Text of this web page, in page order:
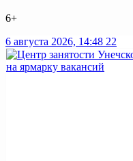
6+
6 августа 2026, 14:48 22